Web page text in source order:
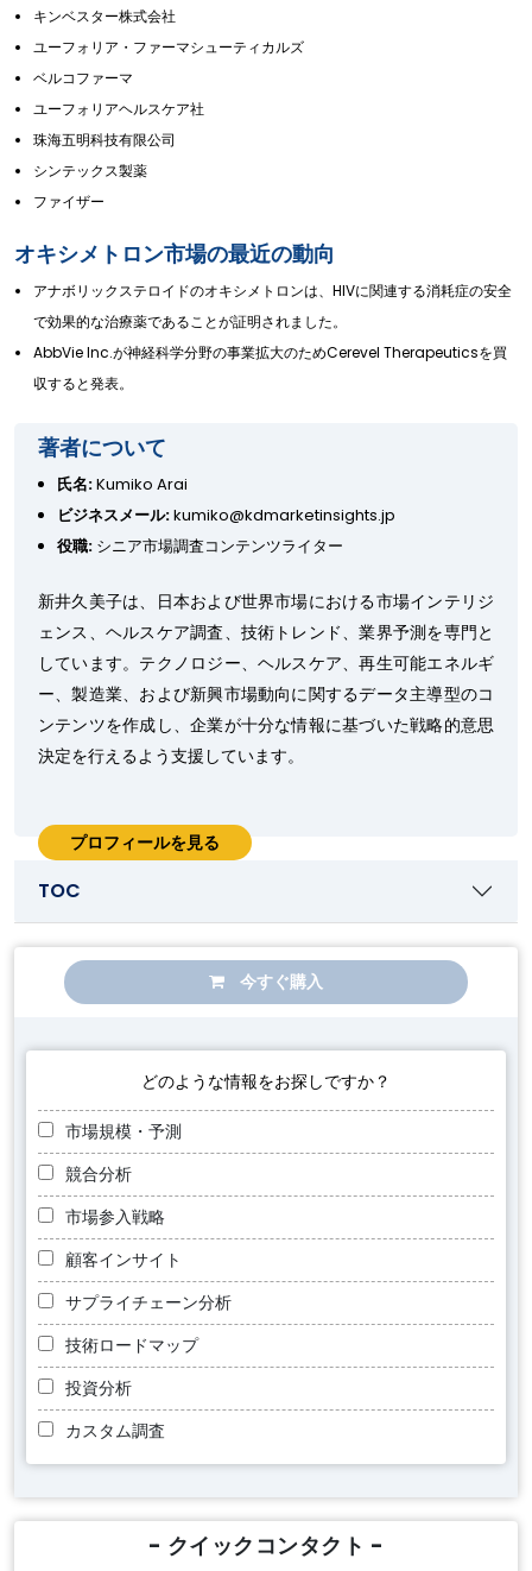
キンベスター株式会社
ユーフォリア・ファーマシューティカルズ
ベルコファーマ
ユーフォリアヘルスケア社
珠海五明科技有限公司
シンテックス製薬
ファイザー
オキシメトロン市場の最近の動向
アナボリックステロイドのオキシメトロンは、HIVに関連する消耗症の安全
で効果的な治療薬であることが証明されました。
AbbVie Inc.が神経科学分野の事業拡大のためCerevel Therapeuticsを買
収すると発表。
著者について
氏名:Kumiko Arai
ビジネスメール:kumiko@kdmarketinsights.jp
役職: シニア市場調査コンテンツライター
新井久美子は、日本および世界市場における市場インテリジ
ェンス、ヘルスケア調査、技術トレンド、業界予測を専門と
しています。テクノロジー、ヘルスケア、再生可能エネルギ
ー、製造業、および新興市場動向に関するデータ主導型のコ
ンテンツを作成し、企業が十分な情報に基づいた戦略的意思
決定を行えるよう支援しています。
プロフィールを見る
TOC
今すぐ購入
どのような情報をお探しですか？
市場規模・予測
競合分析
市場参入戦略
顧客インサイト
サプライチェーン分析
技術ロードマップ
投資分析
カスタム調査
- クイックコンタクト -